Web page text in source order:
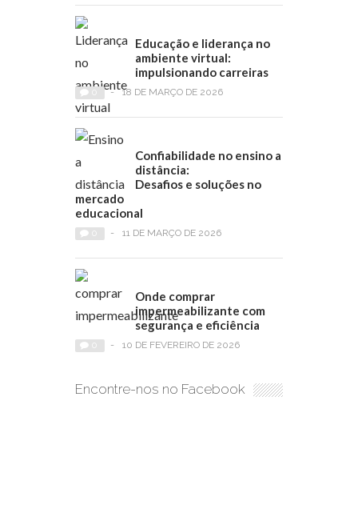
Educação e liderança no
ambiente virtual:
impulsionando carreiras
- 18 DE MARÇO DE 2026
Confiabilidade no ensino a
distância:
Desafios e soluções no
mercado
educacional
- 11 DE MARÇO DE 2026
Onde comprar
impermeabilizante com
segurança e eficiência
- 10 DE FEVEREIRO DE 2026
Encontre-nos no Facebook